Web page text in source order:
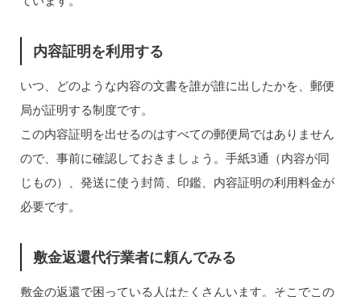
内容証明を利用する
いつ、どのような内容の文書を誰が誰に出したかを、郵便
局が証明する制度です。
この内容証明を出せるのはすべての郵便局ではありません
ので、事前に確認しておきましょう。手紙3通（内容が同
じもの）、発送に使う封筒、印鑑、内容証明の利用料金が
必要です。
敷金返還代行業者に頼んでみる
敷金の返還で困っている人はたくさんいます。そこでこの